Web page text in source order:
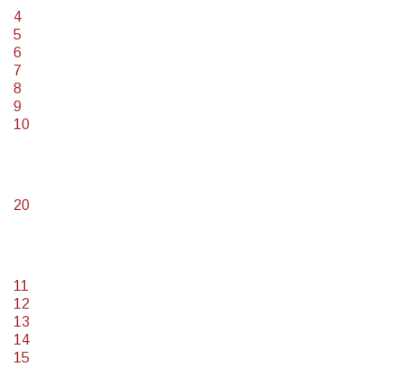
4
5
6
7
8
9
10
20
11
12
13
14
15